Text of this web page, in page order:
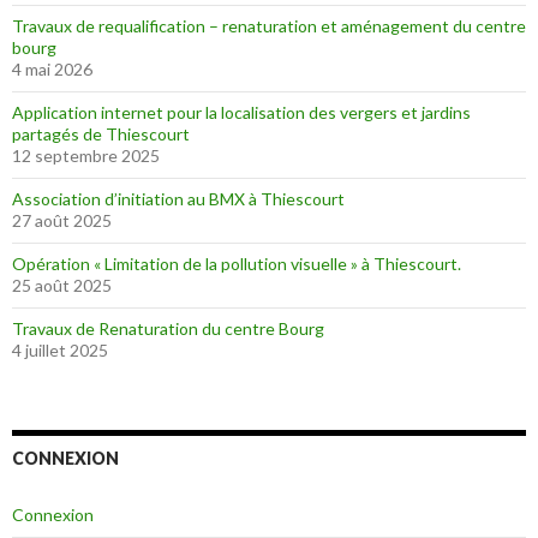
Travaux de requalification – renaturation et aménagement du centre
bourg
4 mai 2026
Application internet pour la localisation des vergers et jardins
partagés de Thiescourt
12 septembre 2025
Association d’initiation au BMX à Thiescourt
27 août 2025
Opération « Limitation de la pollution visuelle » à Thiescourt.
25 août 2025
Travaux de Renaturation du centre Bourg
4 juillet 2025
CONNEXION
Connexion